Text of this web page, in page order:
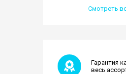
Смотреть
Гарантия
весь